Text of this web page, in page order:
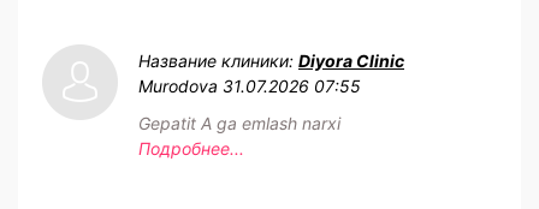
Название клиники: Diyora Clinic
Murodova 31.07.2026 07:55
Gepatit A ga emlash narxi
Подробнее...